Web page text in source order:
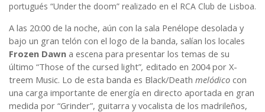
portugués “Under the doom” realizado en el RCA Club de Lisboa.
A las 20:00 de la noche, aún con la sala Penélope desolada y
bajo un gran telón con el logo de la banda, salían los locales
Frozen Dawn a escena para presentar los temas de su
último “Those of the cursed light”, editado en 2004 por X-
treem Music. Lo de esta banda es Black/Death melódico con
una carga importante de energía en directo aportada en gran
medida por “Grinder”, guitarra y vocalista de los madrileños,